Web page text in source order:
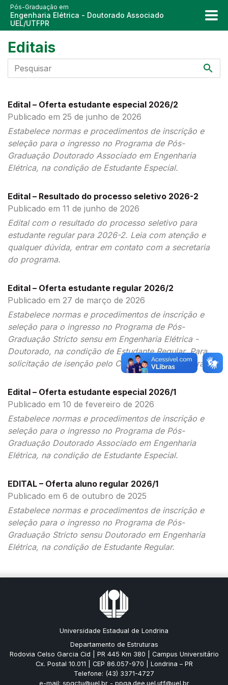
Pós-Graduação em
Engenharia Elétrica - Doutorado Associado
UEL/UTFPR
Editais
Edital – Oferta estudante especial 2026/2
Publicado em 25 de junho de 2026
Estabelece normas e procedimentos de inscrição e
seleção para o ingresso no Programa de Pós-
Graduação Doutorado Associado em Engenharia
Elétrica, na condição de Estudante Especial.
Edital – Resultado do processo seletivo 2026-2
Publicado em 11 de junho de 2026
Edital com o resultado do processo seletivo para
estudante regular para 2026-2. Leia com atenção e
qualquer dúvida, entrar em contato com a secretaria
do programa.
Edital – Oferta estudante regular 2026/2
Publicado em 27 de março de 2026
Estabelece normas e procedimentos de inscrição e
seleção para o ingresso no Programa de Pós-
Graduação Stricto sensu em Engenharia Elétrica -
Doutorado, na condição de Estudante Regular. Para
solicitação de isenção pelo CadUnico acesse Mural.
Edital – Oferta estudante especial 2026/1
Publicado em 10 de fevereiro de 2026
Estabelece normas e procedimentos de inscrição e
seleção para o ingresso no Programa de Pós-
Graduação Doutorado Associado em Engenharia
Elétrica, na condição de Estudante Especial.
EDITAL – Oferta aluno regular 2026/1
Publicado em 6 de outubro de 2025
Estabelece normas e procedimentos de inscrição e
seleção para o ingresso no Programa de Pós-
Graduação Stricto sensu Doutorado em Engenharia
Elétrica, na condição de Estudante Regular.
Universidade Estadual de Londrina
Departamento de Estruturas
Rodovia Celso Garcia Cid | PR 445 Km 380 | Campus Universitário
Cx. Postal 10.011 | CEP 86.057-970 | Londrina – PR
Telefone: (43) 3371-4727
e-mail: spgctu@uel.br - ppga.dee.uel.utf@uel.br